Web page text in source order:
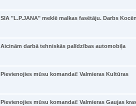
SIA "L.P.JANA" meklē malkas fasētāju. Darbs
Aicinām darbā tehniskās palīdzības automobiļa
Pievienojies mūsu komandai! Valmieras Kultūras
Pievienojies mūsu komandai! Valmieras Gaujas